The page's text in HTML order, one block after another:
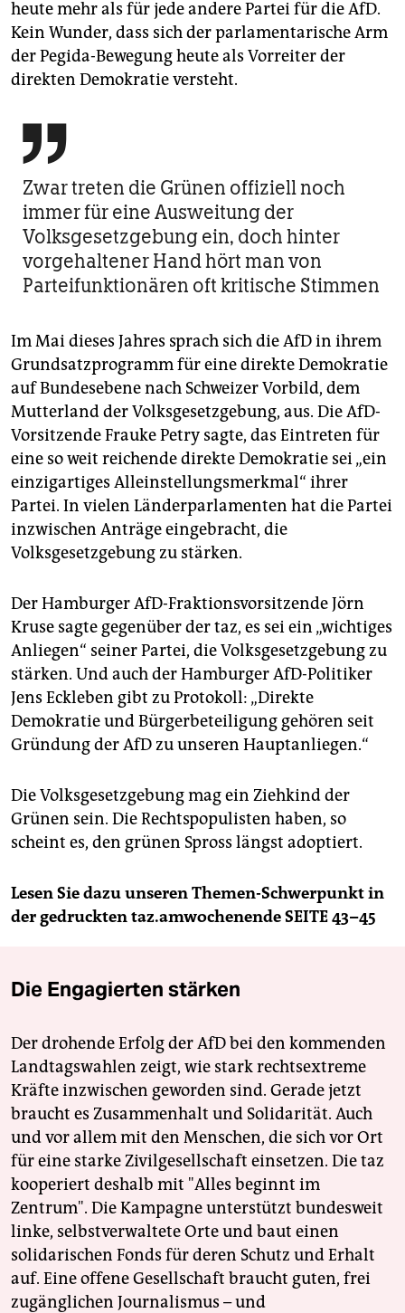
heute mehr als für jede andere Partei für die AfD.
Kein Wunder, dass sich der parlamentarische Arm
der Pegida-Bewegung heute als Vorreiter der
direkten Demokratie versteht.

Zwar treten die Grünen offiziell noch
immer für eine Ausweitung der
Volksgesetzgebung ein, doch hinter
vorgehaltener Hand hört man von
Parteifunktionären oft kritische Stimmen
Im Mai dieses Jahres sprach sich die AfD in ihrem
Grundsatzprogramm für eine direkte Demokratie
auf Bundesebene nach Schweizer Vorbild, dem
Mutterland der Volksgesetzgebung, aus. Die AfD-
Vorsitzende Frauke Petry sagte, das Eintreten für
eine so weit reichende direkte Demokratie sei „ein
einzigartiges Alleinstellungsmerkmal“ ihrer
Partei. In vielen Länderparlamenten hat die Partei
inzwischen Anträge eingebracht, die
Volksgesetzgebung zu stärken.
Der Hamburger AfD-Fraktionsvorsitzende Jörn
Kruse sagte gegenüber der taz, es sei ein „wichtiges
Anliegen“ seiner Partei, die Volksgesetzgebung zu
stärken. Und auch der Hamburger AfD-Politiker
Jens Eckleben gibt zu Protokoll: „Direkte
Demokratie und Bürgerbeteiligung gehören seit
Gründung der AfD zu unseren Hauptanliegen.“
Die Volksgesetzgebung mag ein Ziehkind der
Grünen sein. Die Rechtspopulisten haben, so
scheint es, den grünen Spross längst adoptiert.
Lesen Sie dazu unseren Themen-Schwerpunkt in
der gedruckten taz.amwochenende SEITE 43–45
Die Engagierten stärken
Der drohende Erfolg der AfD bei den kommenden
Landtagswahlen zeigt, wie stark rechtsextreme
Kräfte inzwischen geworden sind. Gerade jetzt
braucht es Zusammenhalt und Solidarität. Auch
und vor allem mit den Menschen, die sich vor Ort
für eine starke Zivilgesellschaft einsetzen. Die taz
kooperiert deshalb mit "Alles beginnt im
Zentrum". Die Kampagne unterstützt bundesweit
linke, selbstverwaltete Orte und baut einen
solidarischen Fonds für deren Schutz und Erhalt
auf. Eine offene Gesellschaft braucht guten, frei
zugänglichen Journalismus – und